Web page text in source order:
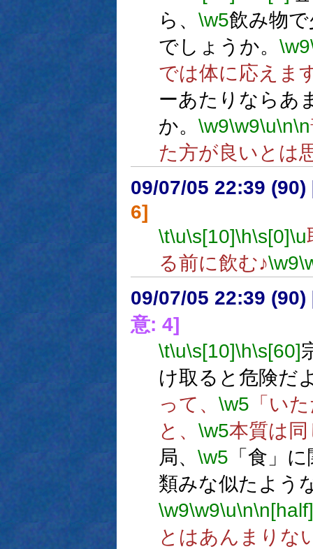
ら、 \w5飲み物
でしょうか。 \w9
では体に応えま
ーあたりならあ
か。 \w9\w9\u\n\n
た方が良いとは
09/07/05 22:39 (90)
6]
\t\u\s[10]\h\s[0]\u
る前に飲む♪\w9
09/07/05 22:39 (90)
意: 4]
\t\u\s[10]\h\s[60]
け取ると危険だ
って、 \w5 「い
と、 \w5本質は同
局、 \w5 「食」
類みな似たよう
\w9\w9\u\n\n[half]
とはあんまりな